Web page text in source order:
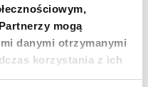
mogą
danymi otrzymanymi
korzystania z ich